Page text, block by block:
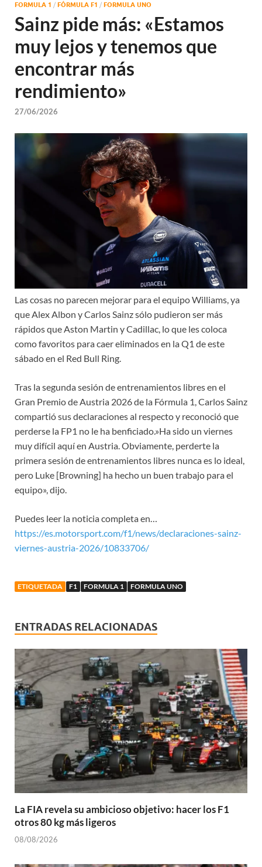
FORMULA 1 / FÓRMULA F1 / FORMULA UNO
Sainz pide más: «Estamos
muy lejos y tenemos que
encontrar más
rendimiento»
27/06/2026
Las cosas no parecen mejorar para el equipo Williams, ya
que Alex Albon y Carlos Sainz sólo pudieron ser más
rápidos que Aston Martin y Cadillac, lo que les coloca
como favoritos para caer eliminados en la Q1 de este
sábado en el Red Bull Ring.
Tras la segunda sesión de entrenamientos libres en el
Gran Premio de Austria 2026 de la Fórmula 1, Carlos Sainz
compartió sus declaraciones al respecto y reconoció que
perderse la FP1 no le ha benficiado.»Ha sido un viernes
muy difícil aquí en Austria. Obviamente, perderte la
primera sesión de entrenamientos libres nunca es lo ideal,
pero Luke [Browning] ha hecho un buen trabajo para el
equipo», dijo.
Puedes leer la noticia completa en…
https://es.motorsport.com/f1/news/declaraciones-sainz-
viernes-austria-2026/10833706/
ETIQUETADA F1 FORMULA 1 FORMULA UNO
ENTRADAS RELACIONADAS
La FIA revela su ambicioso objetivo: hacer los F1
otros 80 kg más ligeros
08/08/2026